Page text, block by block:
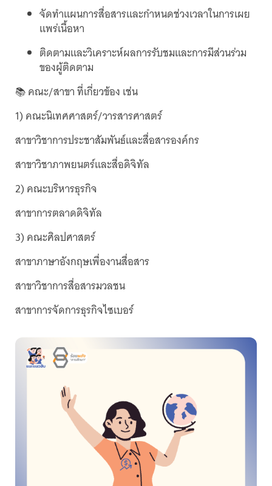
จัดทำแผนการสื่อสารและกำหนดช่วงเวลาในการเผย
แพร่เนื้อหา
ติดตามและวิเคราะห์ผลการรับชมและการมีส่วนร่วม
ของผู้ติดตาม
📚 คณะ/สาขา ที่เกี่ยวข้อง เช่น
1) คณะนิเทศศาสตร์/วารสารศาสตร์
สาขาวิชาการประชาสัมพันธ์และสื่อสารองค์กร
สาขาวิชาภาพยนตร์และสื่อดิจิทัล
2) คณะบริหารธุรกิจ
สาขาการตลาดดิจิทัล
3) คณะศิลปศาสตร์
สาขาภาษาอังกฤษเพื่องานสื่อสาร
สาขาวิชาการสื่อสารมวลชน
สาขาการจัดการธุรกิจไซเบอร์